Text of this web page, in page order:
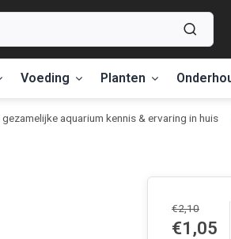
Voeding Planten
gezamelijke aquarium kennis & ervaring in huis
€2,10
€1,05